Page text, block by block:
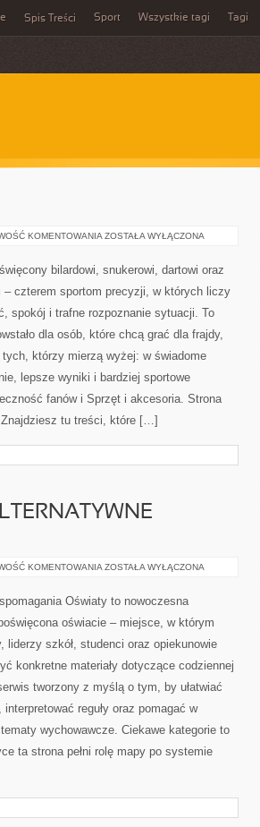
Spis Treści Sport Wszystkie tagi Tagi
KOMENTOWANIA SPRZĘT
ZOSTAŁA WYŁĄCZONA
bilardowi, snukerowi, dartowi oraz
– czterem sportom precyzji, w których liczy
spokój i trafne rozpoznanie sytuacji. To
dla osób, które chcą grać dla frajdy,
którzy mierzą wyżej: w świadome
lepsze wyniki i bardziej sportowe
fanów i Sprzęt i akcesoria. Strona
tu treści, które […]
KOMENTOWANIA EDUKACJA
ALTERNATYWNE
MODELE
ZOSTAŁA WYŁĄCZONA
Oświaty to nowoczesna
oświacie – miejsce, w którym
liderzy szkół, studenci oraz opiekunowie
konkretne materiały dotyczące codziennej
tworzony z myślą o tym, by ułatwiać
interpretować reguły oraz pomagać w
wychowawcze. Ciekawe kategorie to
ta strona pełni rolę mapy po systemie